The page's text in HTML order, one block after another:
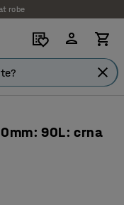
robe
90L: crna